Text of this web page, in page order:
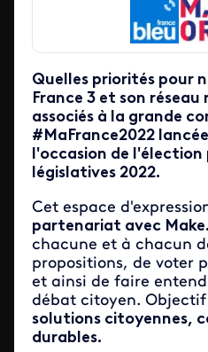
Quelles priorités pour
France 3 et son réseau
associés à la grande
#MaFrance2022
l'occasion de l'élection
législatives 2022.
Cet espace
partenariat avec
chacune et à chacun
propositions, de voter
et ainsi de faire
débat citoyen.
solutions citoyennes,
durables.